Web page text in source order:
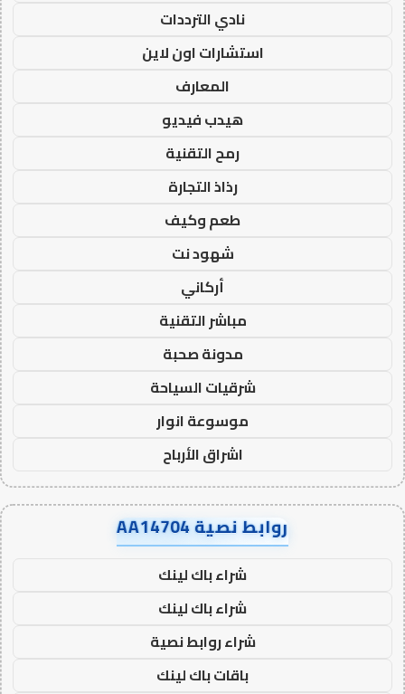
نادي الترددات
استشارات اون لاين
المعارف
هيدب فيديو
رمح التقنية
رذاذ التجارة
طعم وكيف
شهود نت
أركاني
مباشر التقنية
مدونة صحبة
شرقيات السياحة
موسوعة انوار
اشراق الأرباح
روابط نصية AA14704
شراء باك لينك
شراء باك لينك
شراء روابط نصية
باقات باك لينك